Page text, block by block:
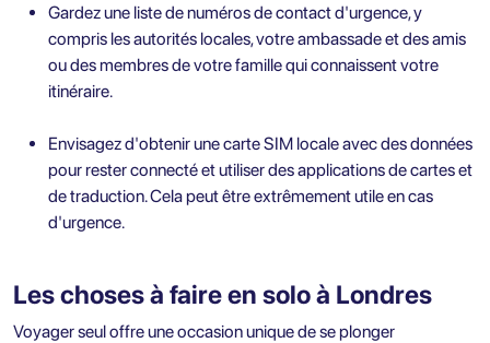
Gardez une liste de numéros de contact d'urgence, y
compris les autorités locales, votre ambassade et des amis
ou des membres de votre famille qui connaissent votre
itinéraire.
Envisagez d'obtenir une carte SIM locale avec des données
pour rester connecté et utiliser des applications de cartes et
de traduction. Cela peut être extrêmement utile en cas
d'urgence.
Les choses à faire en solo à Londres
Voyager seul offre une occasion unique de se plonger